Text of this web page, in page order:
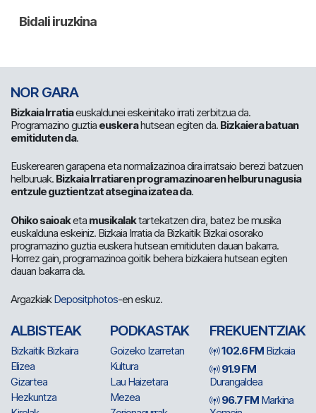
NOR GARA
Bizkaia Irratiaeuskaldunei eskeinitako irrati zerbitzua da.
Programazino guztia euskerahutsean egiten da. Bizkaiera batuan
emitiduten da.
Euskerearen garapena eta normalizazinoa dira irratsaio berezi batzuen
helburuak. Bizkaia Irratiaren programazinoaren helburu nagusia
entzule guztientzat atsegina izatea da.
Ohiko saioaketa musikalaktartekatzen dira, batez be musika
euskalduna eskeiniz. Bizkaia Irratia da Bizkaitik Bizkai osorako
programazino guztia euskera hutsean emitiduten dauan bakarra.
Horrez gain, programazinoa goitik behera bizkaiera hutsean egiten
dauan bakarra da.
ArgazkiakDepositphotos-en eskuz.
ALBISTEAK
Bizkaitik Bizkaira
Elizea
Gizartea
Hezkuntza
PODKASTAK
Goizeko Izarretan
Kultura
Lau Haizetara
Mezea
FREKUENTZIAK
102.6 FM Bizkaia
91.9 FM
Durangaldea
96.7 FM Markina